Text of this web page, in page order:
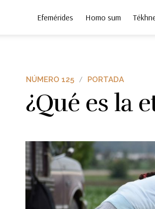
Efemérides Homo sum
NÚMERO 125 PORTADA
¿Qué es la